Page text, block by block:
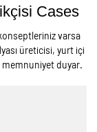
Cases
varsa
üreticisi, yurt içi
memnuniyet duyar.